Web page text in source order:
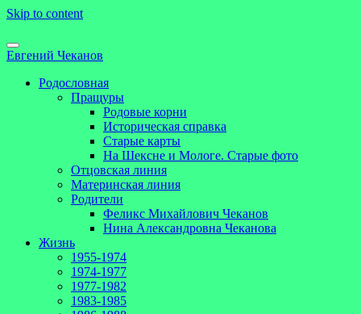
Skip to content
Евгений Чеканов
Родословная
Пращуры
Родовые корни
Историческая справка
Старые карты
На Шексне и Мологе. Старые фото
Отцовская линия
Материнская линия
Родители
Феликс Михайлович Чеканов
Нина Александровна Чеканова
Жизнь
1955-1974
1974-1977
1977-1982
1983-1985